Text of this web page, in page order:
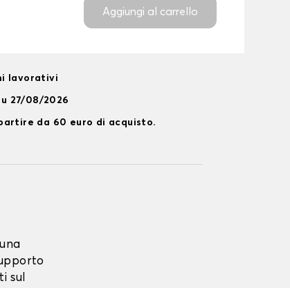
Aggiungi al carrello
lavorativi
27/08/2026
da 60 euro di acquisto.
sul